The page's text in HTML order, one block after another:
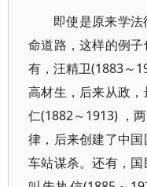
即使是原来学
命道路，这样的例
有，汪精卫(1883～
高材生，后来从政
仁(1882～1913) ，
律，后来创建了中
车站谋杀。还有，